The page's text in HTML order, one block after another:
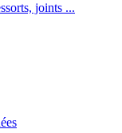
joints ...